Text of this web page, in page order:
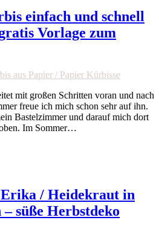
einfach und schnell
Vorlage zum
mit großen Schritten voran und nach
freue ich mich schon sehr auf ihn.
Bastelzimmer und darauf mich dort
Im Sommer…
/ Heidekraut in
süße Herbstdeko